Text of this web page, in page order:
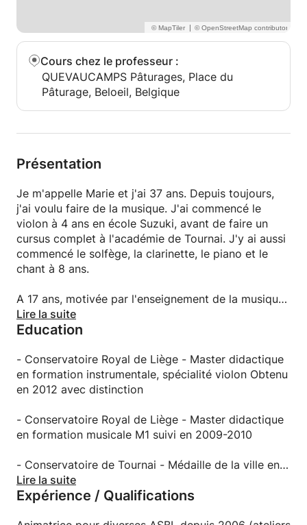
|
Cours chez le professeur :
QUEVAUCAMPS Pâturages, Place du
Pâturage, Beloeil, Belgique
Présentation
Je m'appelle Marie et j'ai 37 ans. Depuis toujours,
j'ai voulu faire de la musique. J'ai commencé le
violon à 4 ans en école Suzuki, avant de faire un
cursus complet à l'académie de Tournai. J'y ai aussi
commencé le solfège, la clarinette, le piano et le
chant à 8 ans.
A 17 ans, motivée par l'enseignement de la musique
(et plus spécifiquement du violon), je suis entrée au
conservatoire royal de Liège où j'ai suivi le cursus
en 2012.
Mon objectif est que chaque élève prenne du plaisir
exploiter au mieux ses capacités musicales.
Lire la suite
Education
- Conservatoire Royal de Liège - Master didactique
en formation instrumentale, spécialité violon Obtenu
en 2012 avec distinction
- Conservatoire Royal de Liège - Master didactique
en formation musicale M1 suivi en 2009-2010
- Conservatoire de Tournai - Médaille de la ville en
violon Obtenue en 2005 avec la plus grande
distinction
Lire la suite
Expérience / Qualifications